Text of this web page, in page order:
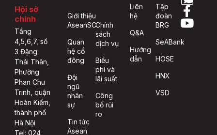
Hội sở
chính
Tầng
4,5,6,7, số
3 Đặng
Thái Thân,
Phường
Phan Chu
Trinh, quận
Hoàn Kiếm,
thành phố
Hà Nội
Tel: 024
Giới thiệu
AseanSC
Quan
hệ cổ
đông
Đội
ngũ
nhân
sự
Tin tức
Asean
Chính
sách
dịch vụ
Biểu
phí và
lãi suất
Công
bố rủi
ro
Liên
hệ
Q&A
Hướng
dẫn
Tập
đoàn
BRG
SeABank
HOSE
HNX
VSD